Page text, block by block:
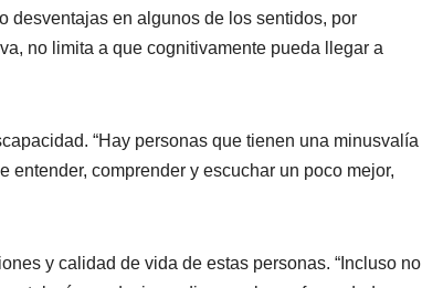
desventajas en algunos de los sentidos, por
no limita a que cognitivamente pueda llegar a
“Hay personas que tienen una minusvalía
comprender y escuchar un poco mejor,
y calidad de vida de estas personas. “Incluso no